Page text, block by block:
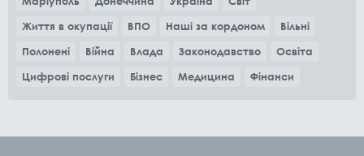
Життя в окупації
ВПО Наші за кордоном
Вільні
Полонені
Війна Влада Законодавство
Освіта
Цифрові послуги
Бізнес Медицина Фінанси